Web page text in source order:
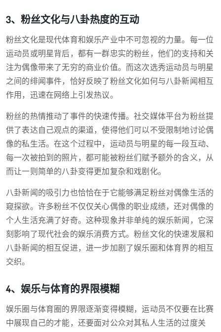
3、粉丝文化与八卦热度的互动
粉丝文化是现代体育和娱乐产业中不可忽视的力量。每一位
运动员或明星背后，都有一群忠实的粉丝，他们的支持和关
注为偶像带来了无穷的商业价值。而这次选秀运动员与明星
之间的绯闻事件，恰好反映了粉丝文化如何与八卦新闻相互
作用，迅速在网络上引发热议。
粉丝的热情推动了事件的快速传播。社交媒体平台为粉丝提
供了表达自己观点的渠道，使得他们可以不受限制地讨论偶
像的私生活。在这个过程中，运动员与明星的每一段互动、
每一次被拍到的照片，都可能被粉丝们赋予额外的含义，从
而让一则简单的八卦变得更加复杂和戏剧化。
八卦新闻的吸引力也恰恰在于它能够满足粉丝对偶像生活的
窥探欲。许多粉丝不仅仅关心偶像的职业成绩，还对偶像的
个人生活充满了好奇。这种现象并非单纯的娱乐新闻，它深
刻影响了现代社会的娱乐消费方式。粉丝文化的快速发展和
八卦新闻的相互促进，进一步加剧了娱乐圈和体育界的相互
交织。
4、娱乐与体育的界限模糊
娱乐圈与体育圈的界限逐渐变得模糊，运动员不仅要在比赛
中展现自己的才能，还要面对公众对其私人生活的过度关